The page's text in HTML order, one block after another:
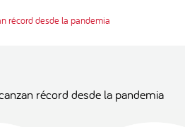
récord desde la pandemia
récord desde la pandemia